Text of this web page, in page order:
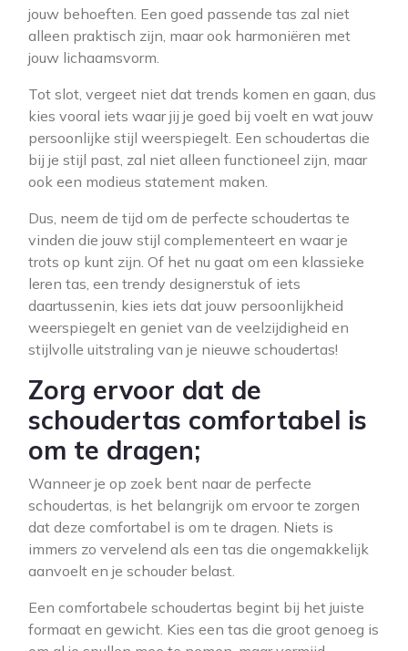
jouw behoeften. Een goed passende tas zal niet
alleen praktisch zijn, maar ook harmoniëren met
jouw lichaamsvorm.
Tot slot, vergeet niet dat trends komen en gaan, dus
kies vooral iets waar jij je goed bij voelt en wat jouw
persoonlijke stijl weerspiegelt. Een schoudertas die
bij je stijl past, zal niet alleen functioneel zijn, maar
ook een modieus statement maken.
Dus, neem de tijd om de perfecte schoudertas te
vinden die jouw stijl complementeert en waar je
trots op kunt zijn. Of het nu gaat om een klassieke
leren tas, een trendy designerstuk of iets
daartussenin, kies iets dat jouw persoonlijkheid
weerspiegelt en geniet van de veelzijdigheid en
stijlvolle uitstraling van je nieuwe schoudertas!
Zorg ervoor dat de
schoudertas comfortabel is
om te dragen;
Wanneer je op zoek bent naar de perfecte
schoudertas, is het belangrijk om ervoor te zorgen
dat deze comfortabel is om te dragen. Niets is
immers zo vervelend als een tas die ongemakkelijk
aanvoelt en je schouder belast.
Een comfortabele schoudertas begint bij het juiste
formaat en gewicht. Kies een tas die groot genoeg is